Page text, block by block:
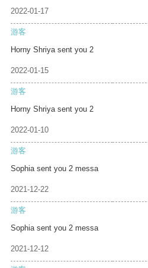
2022-01-17
游客
Horny Shriya sent you 2
2022-01-15
游客
Horny Shriya sent you 2
2022-01-10
游客
Sophia sent you 2 messa
2021-12-22
游客
Sophia sent you 2 messa
2021-12-12